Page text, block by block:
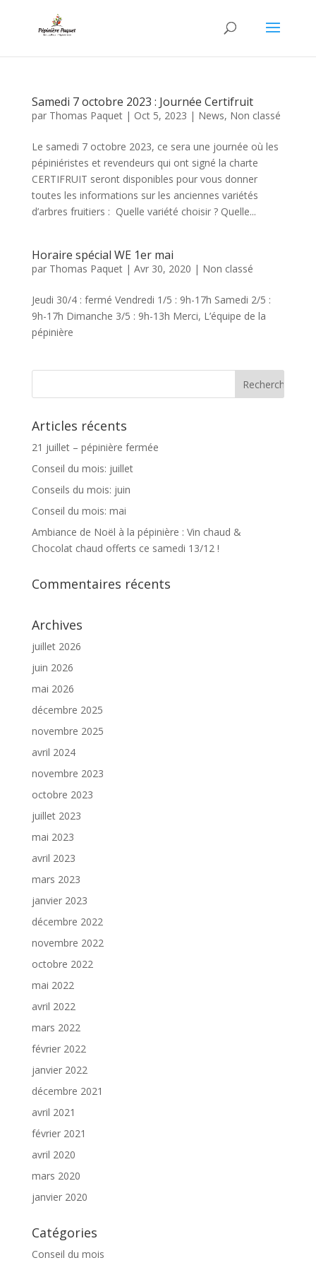
Samedi 7 octobre 2023 : Journée Certifruit
par Thomas Paquet| Oct 5, 2023 | News, Non classé
Le samedi 7 octobre 2023, ce sera une journée où les
pépiniéristes et revendeurs qui ont signé la charte
CERTIFRUIT seront disponibles pour vous donner
toutes les informations sur les anciennes variétés
d’arbres fruitiers : Quelle variété choisir ? Quelle...
Horaire spécial WE 1er mai
par Thomas Paquet| Avr 30, 2020 | Non classé
Jeudi 30/4 : fermé Vendredi 1/5 : 9h-17h Samedi 2/5 :
9h-17h Dimanche 3/5 : 9h-13h Merci, L’équipe de la
pépinière
Articles récents
21 juillet – pépinière fermée
Conseil du mois: juillet
Conseils du mois: juin
Conseil du mois: mai
Ambiance de Noël à la pépinière : Vin chaud &
Chocolat chaud offerts ce samedi 13/12 !
Commentaires récents
Archives
juillet 2026
juin 2026
mai 2026
décembre 2025
novembre 2025
avril 2024
novembre 2023
octobre 2023
juillet 2023
mai 2023
avril 2023
mars 2023
janvier 2023
décembre 2022
novembre 2022
octobre 2022
mai 2022
avril 2022
mars 2022
février 2022
janvier 2022
décembre 2021
avril 2021
février 2021
avril 2020
mars 2020
janvier 2020
Catégories
Conseil du mois